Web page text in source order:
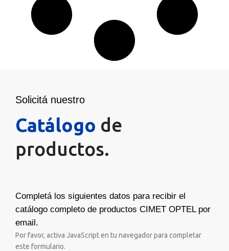
Solicitá nuestro
Catálogo de
productos.
Completá los siguientes datos para recibir el
catálogo completo de productos CIMET OPTEL por
email.
Por favor, activa JavaScript en tu navegador para completar
este formulario.